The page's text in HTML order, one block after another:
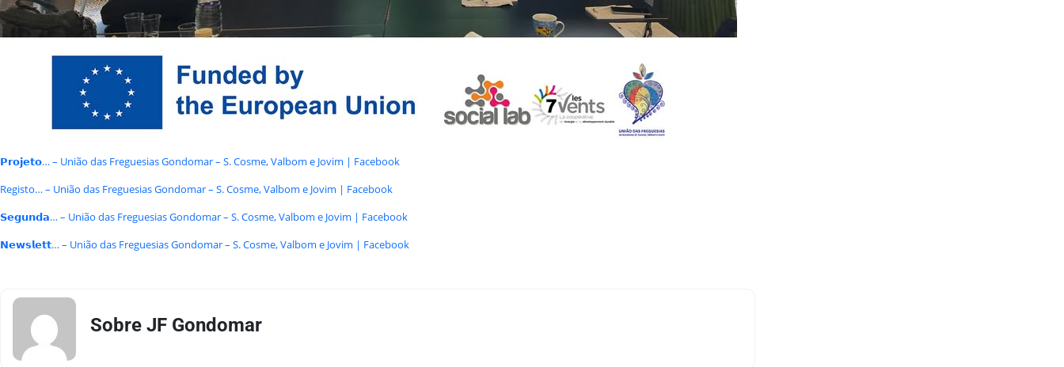
𝗣𝗿𝗼𝗷𝗲𝘁𝗼… – União das Freguesias Gondomar – S. Cosme, Valbom e Jovim | Facebook
Registo… – União das Freguesias Gondomar – S. Cosme, Valbom e Jovim | Facebook
𝗦𝗲𝗴𝘂𝗻𝗱𝗮… – União das Freguesias Gondomar – S. Cosme, Valbom e Jovim | Facebook
𝗡𝗲𝘄𝘀𝗹𝗲𝘁𝘁… – União das Freguesias Gondomar – S. Cosme, Valbom e Jovim | Facebook
Sobre JF Gondomar